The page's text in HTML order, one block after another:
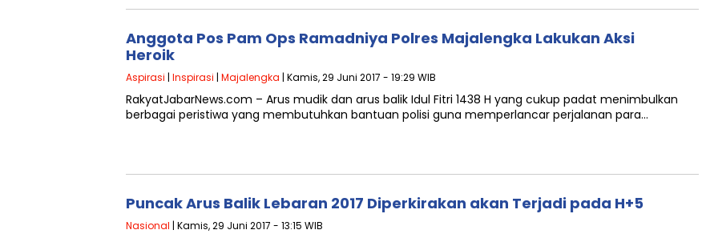
Anggota Pos Pam Ops Ramadniya Polres Majalengka Lakukan Aksi
Heroik
Aspirasi | Inspirasi | Majalengka | Kamis, 29 Juni 2017 - 19:29 WIB
RakyatJabarNews.com – Arus mudik dan arus balik Idul Fitri 1438 H yang cukup padat menimbulkan
berbagai peristiwa yang membutuhkan bantuan polisi guna memperlancar perjalanan para…
Puncak Arus Balik Lebaran 2017 Diperkirakan akan Terjadi pada H+5
Nasional | Kamis, 29 Juni 2017 - 13:15 WIB